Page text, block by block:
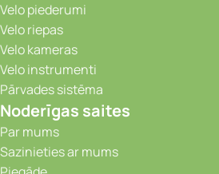
Velo piederumi
Velo riepas
Velo kameras
Velo instrumenti
Pārvades sistēma
Noderīgas saites
Par mums
Sazinieties ar mums